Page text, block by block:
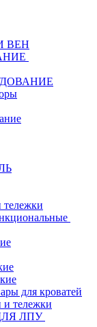
ВЕН
для кроватей
и тележки
ЛПУ